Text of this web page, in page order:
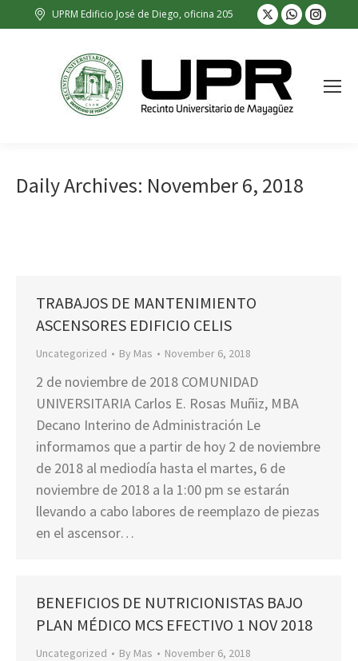
UPRM Edificio José de Diego, oficina 205
X
page
opens
in
new
window
Whatsapp
pagepage
in
new
Daily Archives: November 6, 2018
TRABAJOS DE MANTENIMIENTO
ASCENSORES EDIFICIO CELIS
Uncategorized By Mas November 6, 2018
2 de noviembre de 2018 COMUNIDAD
UNIVERSITARIA Carlos E. Rosas Muñiz, MBA
Decano Interino de Administración Le
informamos que a partir de hoy 2 de noviembre
de 2018 al mediodía hasta el martes, 6 de
noviembre de 2018 a la 1:00 pm se estarán
llevando a cabo labores de reemplazo de piezas
en el ascensor…
BENEFICIOS DE NUTRICIONISTAS BAJO
PLAN MÉDICO MCS EFECTIVO 1 NOV 2018
Uncategorized By Mas November 6, 2018